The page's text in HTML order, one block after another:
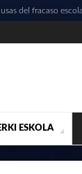
CONTACTO
ESKOLA
MUSICALES
del fracaso